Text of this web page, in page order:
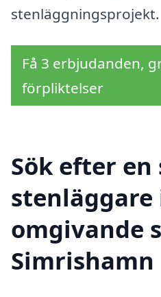
stenläggningsprojekt.
Få 3 erbjudanden,
förpliktelser
Sök efter
stenläggare
omgivande
Simrishamn